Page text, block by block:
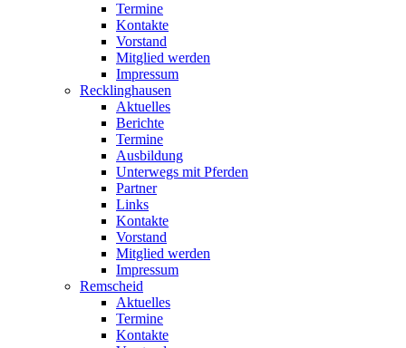
Termine
Kontakte
Vorstand
Mitglied werden
Impressum
Recklinghausen
Aktuelles
Berichte
Termine
Ausbildung
Unterwegs mit Pferden
Partner
Links
Kontakte
Vorstand
Mitglied werden
Impressum
Remscheid
Aktuelles
Termine
Kontakte